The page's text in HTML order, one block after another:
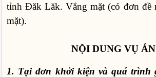
tỉnh Đăk Lăk. Vắng mặt (có đơn đề
mặt).
NỘI DUNG VỤ
1. Tại đơn khởi kiện và quá trình